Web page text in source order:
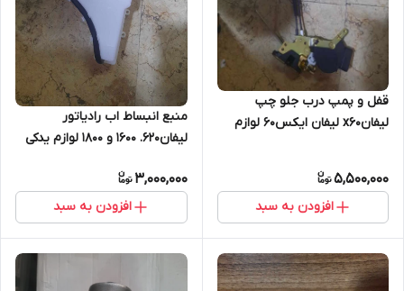
قفل و پمپ درب جلو چپ
لیفانx60 لیفان ایکس۶۰ لوازم
5,500,000
افزودن به سبد
منبع انبساط اب رادیاتور
لیفان۶۲۰. ۱۶۰۰ و ۱۸۰۰ لوازم یدکی
3,000,000
افزودن به سبد